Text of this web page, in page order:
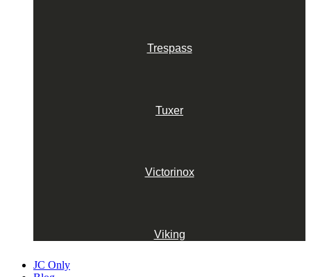
Trespass
Tuxer
Victorinox
Viking
JC Only